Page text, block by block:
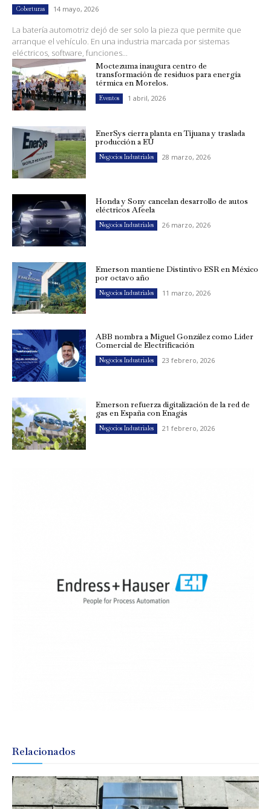
Coberturas 14 mayo, 2026
La batería automotriz dejó de ser solo la pieza que permite que
arranque el vehículo. En una industria marcada por sistemas
eléctricos, software, funciones...
Moctezuma inaugura centro de
transformación de residuos para energía
térmica en Morelos.
Eventos 1 abril, 2026
EnerSys cierra planta en Tijuana y traslada
producción a EU
Negocios Industriales 28 marzo, 2026
Honda y Sony cancelan desarrollo de autos
eléctricos Afeela
Negocios Industriales 26 marzo, 2026
Emerson mantiene Distintivo ESR en México
por octavo año
Negocios Industriales 11 marzo, 2026
ABB nombra a Miguel González como Líder
Comercial de Electrificación
Negocios Industriales 23 febrero, 2026
Emerson refuerza digitalización de la red de
gas en España con Enagás
Negocios Industriales 21 febrero, 2026
Relacionados